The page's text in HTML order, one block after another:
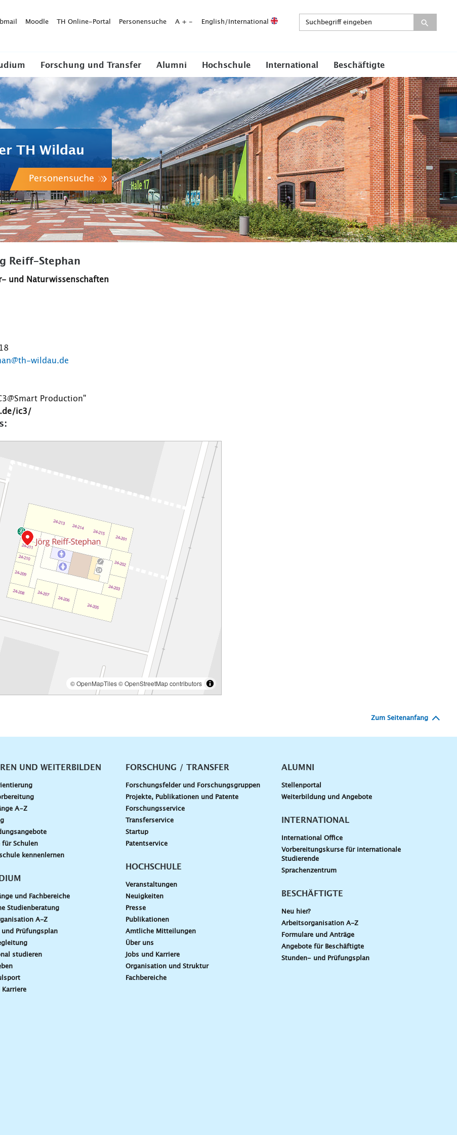
Moodle TH Online-Portal Personensuche A + - English/International
Forschung und Transfer Alumni Hochschule International Beschäftigte
TH Wildau
Personensuche
Reiff-Stephan
und Naturwissenschaften
wildau.de
Production"
ic3/
Zum Seitenanfang
UND WEITERBILDEN
A–Z
für Schulen
kennenlernen
und Fachbereiche
Studienberatung
A-Z
Prüfungsplan
studieren
Karriere
FORSCHUNG / TRANSFER
Forschungsfelder und Forschungsgruppen
Projekte, Publikationen und Patente
Forschungsservice
Transferservice
Startup
Patentservice
HOCHSCHULE
Veranstaltungen
Neuigkeiten
Presse
Publikationen
Amtliche Mitteilungen
Über uns
Jobs und Karriere
Organisation und Struktur
Fachbereiche
ALUMNI
Stellenportal
Weiterbildung und Angebote
INTERNATIONAL
International Office
Vorbereitungskurse für internationale
Studierende
Sprachenzentrum
BESCHÄFTIGTE
Neu hier?
Arbeitsorganisation A-Z
Formulare und Anträge
Angebote für Beschäftigte
Stunden- und Prüfungsplan